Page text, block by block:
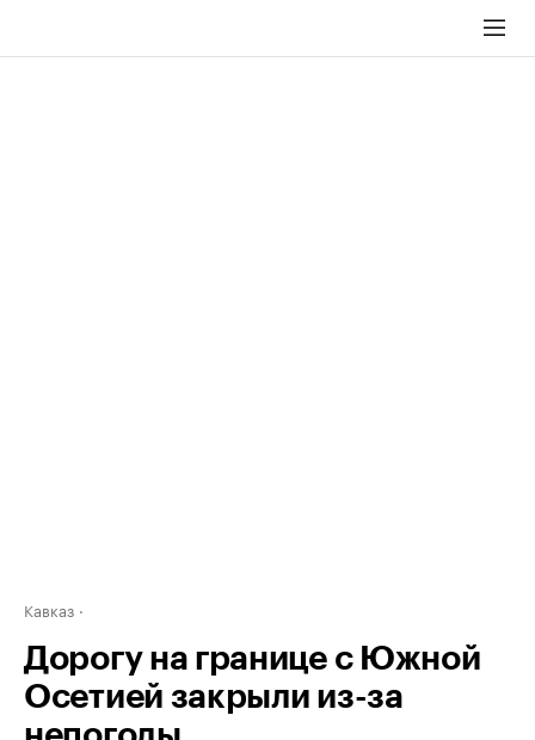
Кавказ
Дорогу на границе с Южной
Осетией закрыли из-за